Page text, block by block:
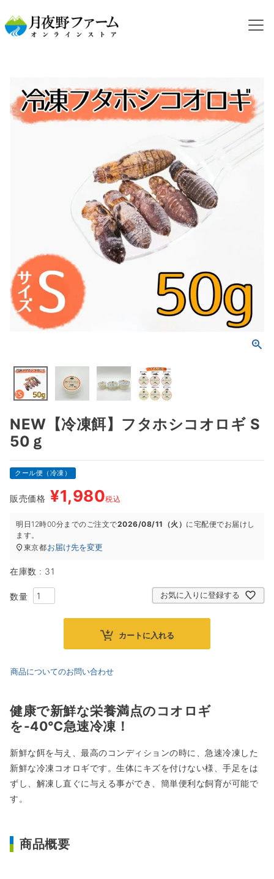
NEW【冷凍餌】フタホシコオロギ S 50ｇ
NEW【冷凍餌】フタホシコオロギ S
50ｇ
クール便（冷凍）
販売価格 ¥1,980税込
明日 12時00分までのご注文で2026/08/11（火） に宅配便でお届けし
ます。
東京都お届け先を変更
在庫数 31
お気に入りに登録する
カートに入れる
商品についてのお問い合わせ
健康で新鮮な栄養満点のコオロギ
を-40℃急速冷凍！
新鮮な餌を与え、最高のコンディションの時に、急速冷凍した
新鮮な冷凍コオロギです。生体にキズを付けない様、手足をは
ずし、解凍し直ぐに与える事ができ、簡単便利な飼育が可能で
す。
商品概要